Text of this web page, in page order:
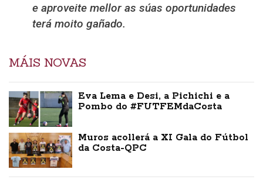
e aproveite mellor as súas oportunidades
terá moito gañado.
MÁIS NOVAS
Eva Lema e Desi, a Pichichi e a
Pombo do #FUTFEMdaCosta
Muros acollerá a XI Gala do Fútbol
da Costa-QPC